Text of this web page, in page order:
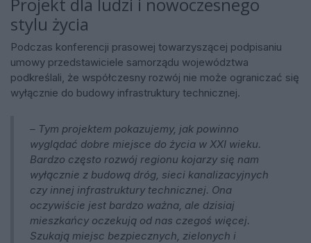
Projekt dla ludzi i nowoczesnego
stylu życia
Podczas konferencji prasowej towarzyszącej podpisaniu
umowy przedstawiciele samorządu województwa
podkreślali, że współczesny rozwój nie może ograniczać się
wyłącznie do budowy infrastruktury technicznej.
– Tym projektem pokazujemy, jak powinno
wyglądać dobre miejsce do życia w XXI wieku.
Bardzo często rozwój regionu kojarzy się nam
wyłącznie z budową dróg, sieci kanalizacyjnych
czy innej infrastruktury technicznej. Ona
oczywiście jest bardzo ważna, ale dzisiaj
mieszkańcy oczekują od nas czegoś więcej.
Szukają miejsc bezpiecznych, zielonych i